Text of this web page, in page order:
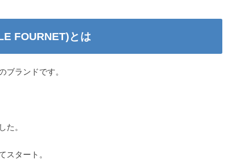
FOURNET)とは
ブランドです。
た。
スタート。